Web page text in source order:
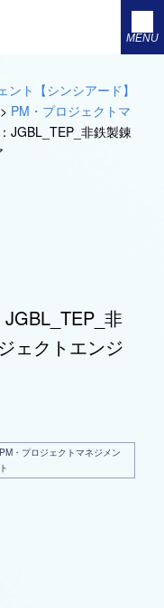
MENU
ト【シンシアード】
> PM・プロジェクトマ
JGBL_TEP_非鉄製錬
非
ェクトエンジ
PM・プロジェクトマネジメン
ト